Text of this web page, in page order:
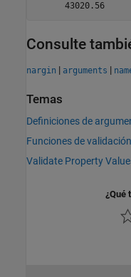
      43020.56
Consulte
nargin | arguments |
Temas
Definiciones de
Funciones de
Validate Property
¿Qué